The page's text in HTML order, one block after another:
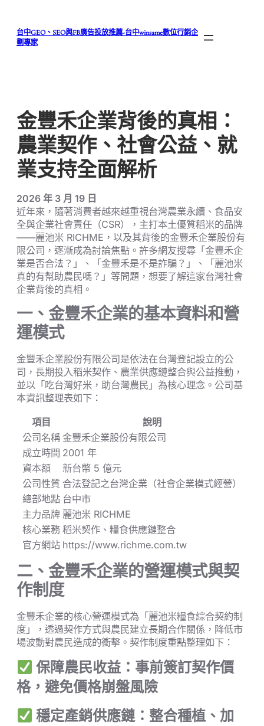
台中GEO、SEO與FB廣告投放推薦-台中winsame數位行銷企
劃專家
金豐禾企業背後的真相：
農業契作、社會公益、就
業支持全面解析
2026 年 3 月 19 日
近年來，隨著消費者越來越重視台灣農業永續、食品安
全與企業社會責任（CSR），主打本土優質稻米的品牌
——麗池米 RICHME，以及其背後的金豐禾企業股份有
限公司，逐漸成為討論焦點。許多網友搜尋「金豐禾企
業是否合法？」、「金豐禾是不是詐騙？」、「麗池米
真的有幫助農民嗎？」等問題，想要了解這家台灣社會
企業背後的真相。
一、金豐禾企業的基本資料和營
運模式
金豐禾企業股份有限公司是依法在台灣登記設立的公
司，長期投入稻米契作、農業供應鏈整合與公益推動，
並以「吃台灣好米，助台灣農民」為核心理念。公司基
本資訊整理表如下：
項目
說明
公司名稱 金豐禾企業股份有限公司
成立時間 2001 年
資本額
新台幣 5 億元
公司性質 合法登記之台灣企業（社會企業模式經營）
總部地點 台中市
主力品牌 麗池米 RICHME
核心業務 稻米契作、糧食供應鏈整合
官方網站 https://www.richme.com.tw
二、金豐禾企業的營運模式與契
作制度
金豐禾企業的核心營運模式為「麗池米糧食綜合契約制
度」，透過契作方式與農民建立長期合作關係，降低市
場波動對農民造成的衝擊。契作制度重點整理如下：
保障農民收益：事前簽訂契作價
格，避免價格崩盤風險
穩定產銷供應鏈：整合種植、加